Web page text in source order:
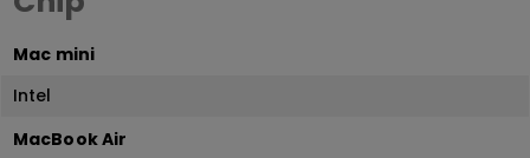
Mac mini
Intel
MacBook Air